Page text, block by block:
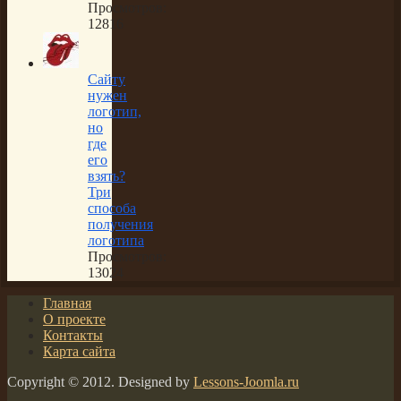
Просмотров:
12816
Сайту
нужен
логотип,
но
где
его
взять?
Три
способа
получения
логотипа
Просмотров:
13024
Главная
О проекте
Контакты
Карта сайта
Copyright © 2012. Designed by Lessons-Joomla.ru